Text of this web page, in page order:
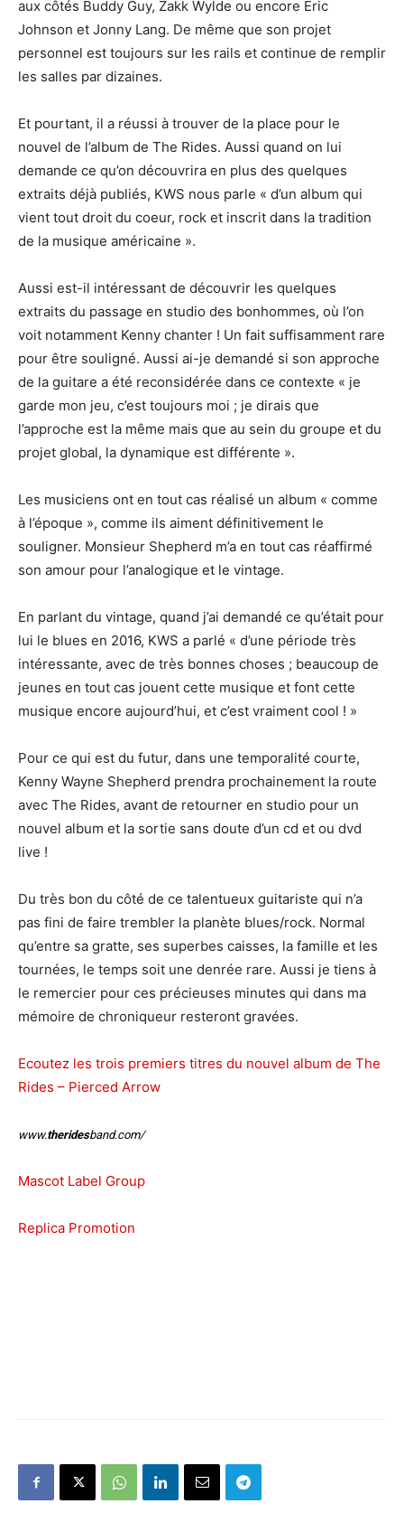
aux côtés Buddy Guy, Zakk Wylde ou encore Eric
Johnson et Jonny Lang. De même que son projet
personnel est toujours sur les rails et continue de remplir
les salles par dizaines.
Et pourtant, il a réussi à trouver de la place pour le
nouvel de l’album de The Rides. Aussi quand on lui
demande ce qu’on découvrira en plus des quelques
extraits déjà publiés, KWS nous parle « d’un album qui
vient tout droit du coeur, rock et inscrit dans la tradition
de la musique américaine ».
Aussi est-il intéressant de découvrir les quelques
extraits du passage en studio des bonhommes, où l’on
voit notamment Kenny chanter ! Un fait suffisamment rare
pour être souligné. Aussi ai-je demandé si son approche
de la guitare a été reconsidérée dans ce contexte « je
garde mon jeu, c’est toujours moi ; je dirais que
l’approche est la même mais que au sein du groupe et du
projet global, la dynamique est différente ».
Les musiciens ont en tout cas réalisé un album « comme
à l’époque », comme ils aiment définitivement le
souligner. Monsieur Shepherd m’a en tout cas réaffirmé
son amour pour l’analogique et le vintage.
En parlant du vintage, quand j’ai demandé ce qu’était pour
lui le blues en 2016, KWS a parlé « d’une période très
intéressante, avec de très bonnes choses ; beaucoup de
jeunes en tout cas jouent cette musique et font cette
musique encore aujourd’hui, et c’est vraiment cool ! »
Pour ce qui est du futur, dans une temporalité courte,
Kenny Wayne Shepherd prendra prochainement la route
avec The Rides, avant de retourner en studio pour un
nouvel album et la sortie sans doute d’un cd et ou dvd
live !
Du très bon du côté de ce talentueux guitariste qui n’a
pas fini de faire trembler la planète blues/rock. Normal
qu’entre sa gratte, ses superbes caisses, la famille et les
tournées, le temps soit une denrée rare. Aussi je tiens à
le remercier pour ces précieuses minutes qui dans ma
mémoire de chroniqueur resteront gravées.
Ecoutez les trois premiers titres du nouvel album de The
Rides – Pierced Arrow
www.theridesband.com/
Mascot Label Group
Replica Promotion